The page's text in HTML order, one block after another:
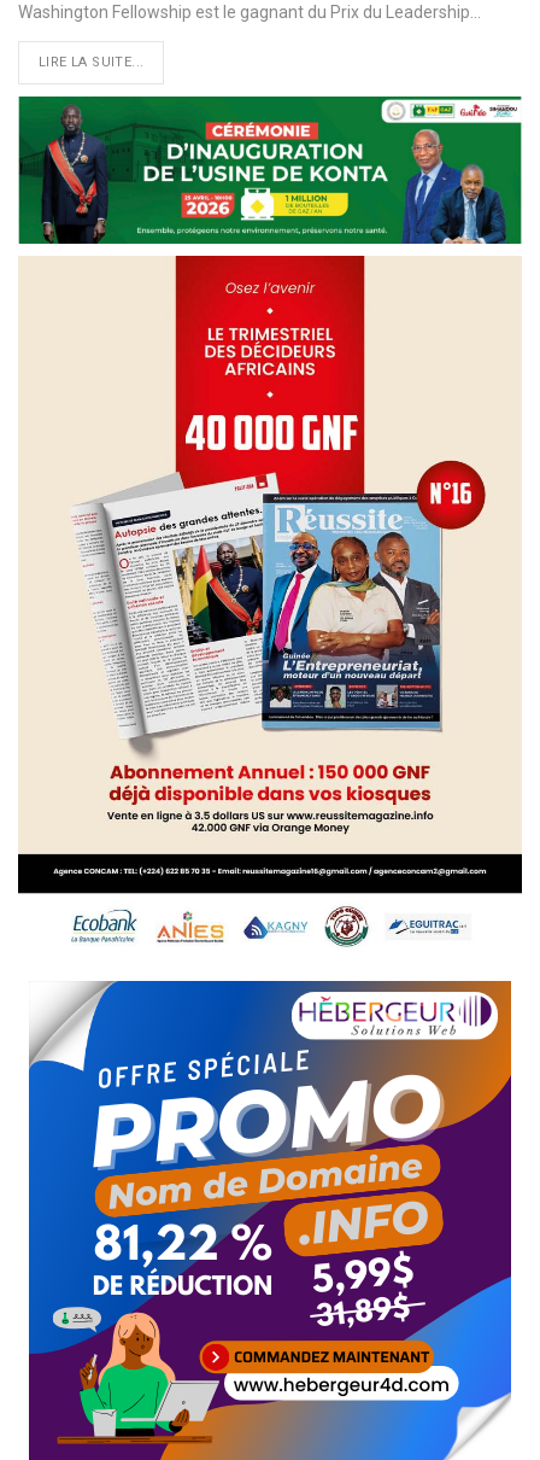
Washington Fellowship est le gagnant du Prix du Leadership
LIRE LA SUITE...